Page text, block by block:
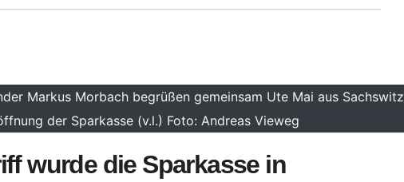
Markus Morbach begrüßen gemeinsam Ute Mai aus Sachswitz
der Sparkasse (v.l.) Foto: Andreas Vieweg
wurde die Sparkasse in